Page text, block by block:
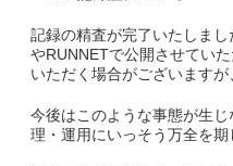
記録の精査が完了いたしま
やRUNNETで公開させてい
いただく場合がございますが
今後はこのような事態が生
理・運用にいっそう万全を期